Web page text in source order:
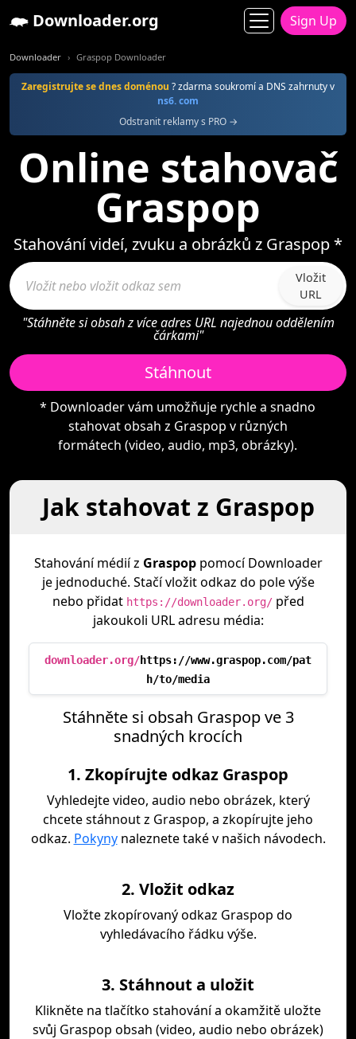
Downloader.org Sign Up
Downloader Graspop Downloader
Zaregistrujte se dnes doménou ? zdarma soukromí a DNS zahrnuty v
ns6. com
Odstranit reklamy s PRO →
Online stahovač
Graspop
Stahování videí, zvuku a obrázků z Graspop *
Vložit
URL
"Stáhněte si obsah z více adres URL najednou oddělením
čárkami"
Stáhnout
* Downloader vám umožňuje rychle a snadno
stahovat obsah z Graspop v různých
formátech (video, audio, mp3, obrázky).
Jak stahovat z Graspop
Stahování médií z Graspoppomocí Downloader
je jednoduché. Stačí vložit odkaz do pole výše
nebo přidat https://downloader.org/před
jakoukoli URL adresu média:
downloader.org/https://www.graspop.com/pat
h/to/media
Stáhněte si obsah Graspop ve 3
snadných krocích
1. Zkopírujte odkaz Graspop
Vyhledejte video, audio nebo obrázek, který
chcete stáhnout z Graspop, a zkopírujte jeho
odkaz. Pokynynaleznete také v našich návodech.
2. Vložit odkaz
Vložte zkopírovaný odkaz Graspop do
vyhledávacího řádku výše.
3. Stáhnout a uložit
Klikněte na tlačítko stahování a okamžitě uložte
svůj Graspop obsah (video, audio nebo obrázek)